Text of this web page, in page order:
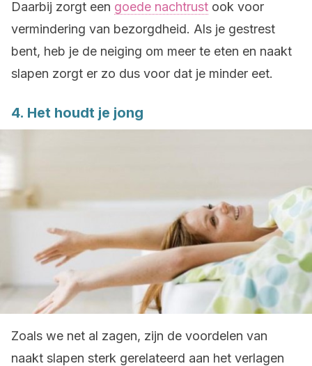
Daarbij zorgt een goede nachtrust ook voor
vermindering van bezorgdheid. Als je gestrest
bent, heb je de neiging om meer te eten en naakt
slapen zorgt er zo dus voor dat je minder eet.
4. Het houdt je jong
Zoals we net al zagen, zijn de voordelen van
naakt slapen sterk gerelateerd aan het verlagen